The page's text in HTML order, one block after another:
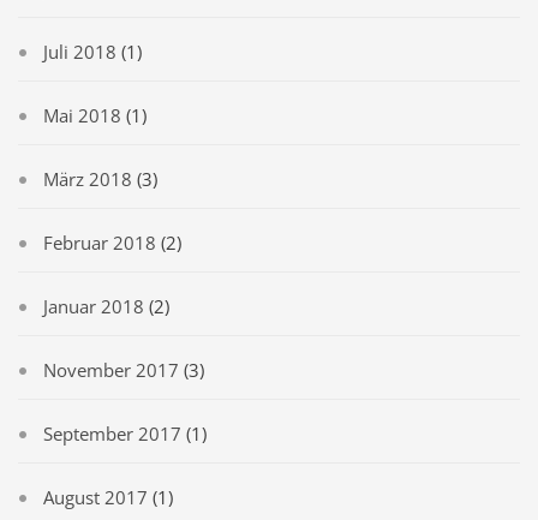
Juli 2018 (1)
Mai 2018 (1)
März 2018 (3)
Februar 2018 (2)
Januar 2018 (2)
November 2017 (3)
September 2017 (1)
August 2017 (1)